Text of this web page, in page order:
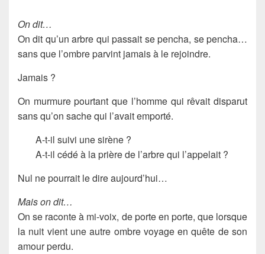
On dit…
On dit qu’un arbre qui passait se pencha, se pencha…
sans que l’ombre parvint jamais à le rejoindre.
Jamais ?
On murmure pourtant que l’homme qui rêvait disparut
sans qu’on sache qui l’avait emporté.
A-t-il suivi une sirène ?
A-t-il cédé à la prière de l’arbre qui l’appelait ?
Nul ne pourrait le dire aujourd’hui…
Mais on dit…
On se raconte à mi-voix, de porte en porte, que lorsque
la nuit vient une autre ombre voyage en quête de son
amour perdu.